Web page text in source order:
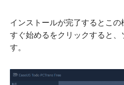
インストールが完了するとこ
すぐ始めるをクリックすると、
す。